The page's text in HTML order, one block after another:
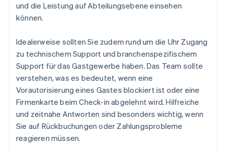
und die Leistung auf Abteilungsebene einsehen
können.
Idealerweise sollten Sie zudem rund um die Uhr Zugang
zu technischem Support und branchenspezifischem
Support für das Gastgewerbe haben. Das Team sollte
verstehen, was es bedeutet, wenn eine
Vorautorisierung eines Gastes blockiert ist oder eine
Firmenkarte beim Check-in abgelehnt wird. Hilfreiche
und zeitnahe Antworten sind besonders wichtig, wenn
Sie auf Rückbuchungen oder Zahlungsprobleme
reagieren müssen.